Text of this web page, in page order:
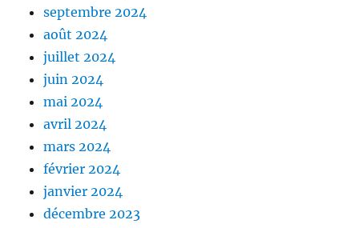
septembre 2024
août 2024
juillet 2024
juin 2024
mai 2024
avril 2024
mars 2024
février 2024
janvier 2024
décembre 2023